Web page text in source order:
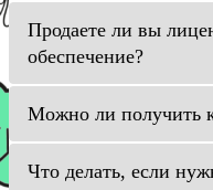
Продаете ли вы
обеспечение?
Можно ли получить
Что делать, если